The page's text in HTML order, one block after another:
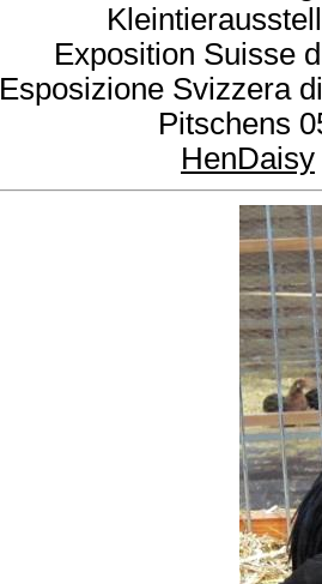
Exposition Suisse
Esposizione Svizzera
Pitschens
HenDaisy